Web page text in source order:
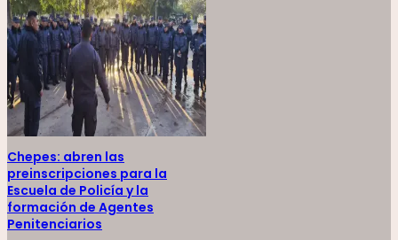
Chepes: abren las
preinscripciones para la
Escuela de Policía y la
formación de Agentes
Penitenciarios